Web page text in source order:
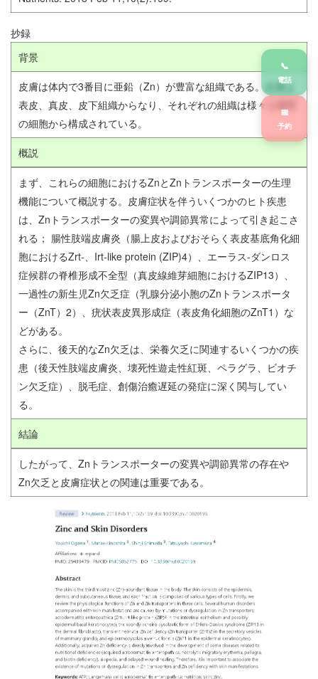
抄録
背景
皮膚は体内で3番目に亜鉛（Zn）が豊富な組織である。皮膚は
表皮、真皮、皮下組織からなり、それぞれの組織は様々な種類
の細胞から構成されている。
概説
まず、これらの細胞におけるZnとZnトランスポーターの生理
機能について概説する。皮膚症状を伴ういくつかのヒト疾患
は、Znトランスポーターの変異や調節異常によって引き起こさ
れる； 腸性肢端皮膚炎（腸上皮およびおそらく表皮基底角化細
胞におけるZrt-、Irt-like protein (ZIP)4）、エーラス-ダンロス
症候群の脊椎形成不全型（真皮線維芽細胞におけるZIP13）、
一過性の新生児Zn欠乏症（乳腺分泌小胞のZnトランスポータ
ー（ZnT）2）、疣状表皮異形成症（表皮角化細胞のZnT1）な
どがある。
さらに、後天的なZn欠乏は、栄養欠乏に関連するいくつかの疾
患（後天性肢端皮膚炎、壊死性遊走性紅斑、ペラグラ、ビオチ
ン欠乏症）、脱毛症、創傷治癒遅延の発症に深く関与してい
る。
結論
したがって、Znトランスポーターの変異や調節異常の存在や
Zn欠乏と皮膚症状との関連は重要である。
📞
電話
📅
予約